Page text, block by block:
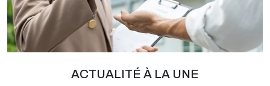
ACTUALITÉ À LA UNE